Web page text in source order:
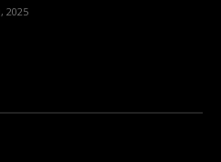
2025